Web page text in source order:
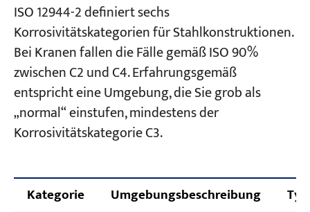
Kann ich unabhängig von der Umgebung
einfach das dickste System verwenden?
Was ist besser, Feuerverzinken oder
Lackieren?
Wie kann ich überprüfen, ob das vom
Hersteller angegebene
Beschichtungssystem zuverlässig ist?
Wie viele Jahre lang kann eine Beschichtung
Rostfreiheit garantieren?
ISO 12944-2 definiert sechs
Korrosivitätskategorien für Stahlkonstruktionen.
Bei Kranen fallen die Fälle gemäß ISO 90%
zwischen C2 und C4. Erfahrungsgemäß
entspricht eine Umgebung, die Sie grob als
„normal“ einstufen, mindestens der
Korrosivitätskategorie C3.
Kategorie Umgebungsbeschreibung